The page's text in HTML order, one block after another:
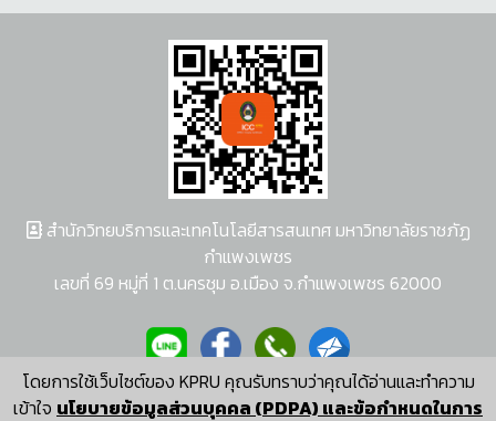
โดยการใช้เว็บไซต์ของ KPRU คุณรับทราบว่าคุณได้อ่านและทำความ
เข้าใจ นโยบายข้อมูลส่วนบุคคล (PDPA) และข้อกำหนดในการ
สำนักวิทยบริการและเทคโนโลยีสารสนเทศ มหาวิทยาลัยราชภัฏ
กำแพงเพชร
เลขที่ 69 หมู่ที่ 1 ต.นครชุม อ.เมือง จ.กำแพงเพชร 62000
ผู้พัฒนาระบบ อนุชา พวงผกา